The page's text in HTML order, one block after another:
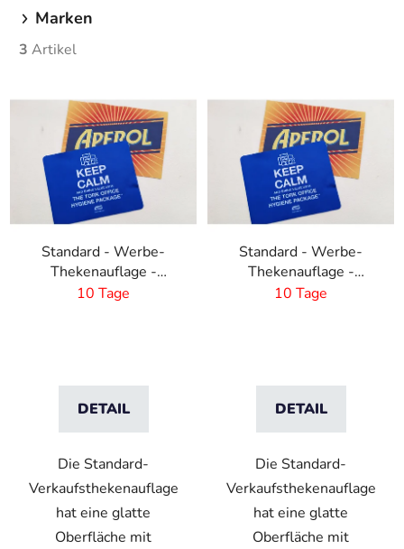
Marken
3 Artikel
L
Standard - Werbe-
Thekenauflage -
eigenes Design-
10 Tage
DETAIL
Die Standard-
Verkaufsthekenauflage
hat eine glatte
Oberfläche mit
Standard - Werbe-
Thekenauflage -
eigenes Design-
10 Tage
DETAIL
Die Standard-
Verkaufsthekenauflage
hat eine glatte
Oberfläche mit